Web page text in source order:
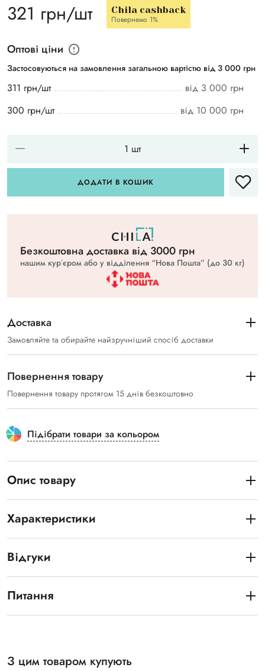
321 грн/шт Chila cashback
Повернемо 1%
Оптові ціни
Застосовуються на замовлення загальною вартістю від 3 000 грн
311 грн/шт
від 3 000 грн
300 грн/шт
від 10 000 грн
ДОДАТИ В КОШИК
Безкоштовна доставка вiд 3000 грн
нашим курʼєром або у відділення “Нова Пошта” (до 30 кг)
Доставка
Замовляйте та обирайте найзручніший спосіб доставки
Повернення товару
Повернення товару протягом 15 днів безкоштовно
Підібрати товари за кольором
Опис товару
Характеристики
Відгуки
Питання
З цим товаром купують